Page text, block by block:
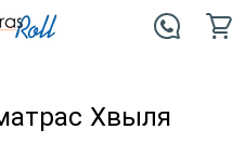
Хвыля